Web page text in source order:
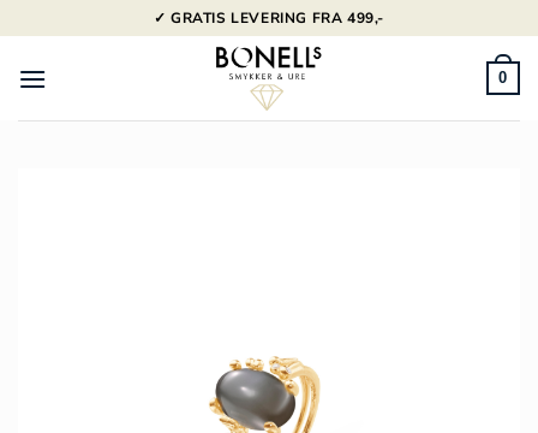
til
indhold
✓ GRATIS LEVERING FRA 499,-
0